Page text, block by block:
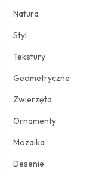
Natura
Styl
Tekstury
Geometryczne
Zwierzęta
Ornamenty
Mozaika
Desenie